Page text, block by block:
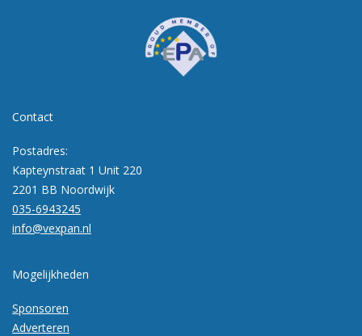
Contact
Postadres:
Kapteynstraat 1 Unit 220
2201 BB Noordwijk
035-6943245
info@vexpan.nl
Mogelijkheden
Sponsoren
Adverteren